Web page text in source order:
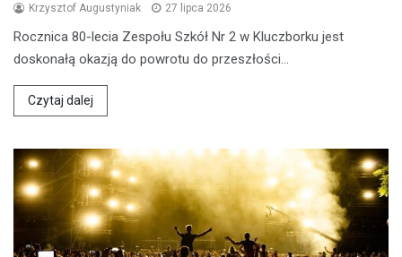
Krzysztof Augustyniak 27 lipca 2026
Rocznica 80-lecia Zespołu Szkół Nr 2 w Kluczborku jest
doskonałą okazją do powrotu do przeszłości…
Czytaj dalej